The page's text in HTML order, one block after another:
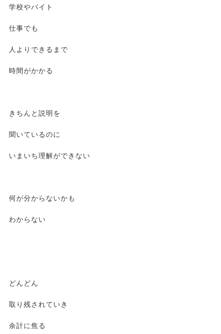
学校やバイト
仕事でも
人よりできるまで
時間がかかる
きちんと説明を
聞いているのに
いまいち理解ができない
何が分からないかも
わからない
どんどん
取り残されていき
余計に焦る